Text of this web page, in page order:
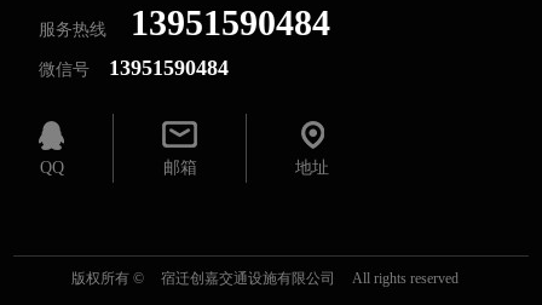
服务热线 13951590484
微信号 13951590484
QQ 邮箱 地址
版权所有 © 宿迁创嘉交通设施有限公司 All rights reserved